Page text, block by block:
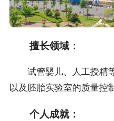
擅长领域：
试管婴儿、人工授精等
以及胚胎实验室的质量控
个人成就：